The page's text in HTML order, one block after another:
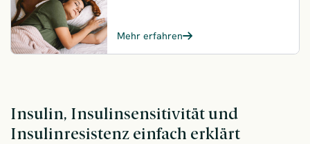
Mehr erfahren
Insulin, Insulinsensitivität und
Insulinresistenz einfach erklärt